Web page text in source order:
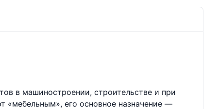
в машиностроении, строительстве и при
«мебельным», его основное назначение —